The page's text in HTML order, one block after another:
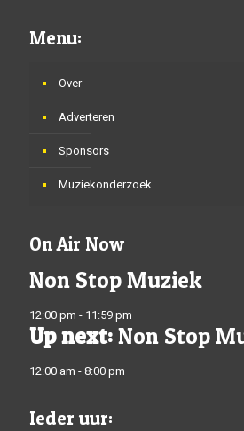
Menu:
Over
Adverteren
Sponsors
Muziekonderzoek
On Air Now
Non Stop Muziek
12:00 pm - 11:59 pm
Up next: Non Stop
12:00 am - 8:00 pm
Ieder uur: